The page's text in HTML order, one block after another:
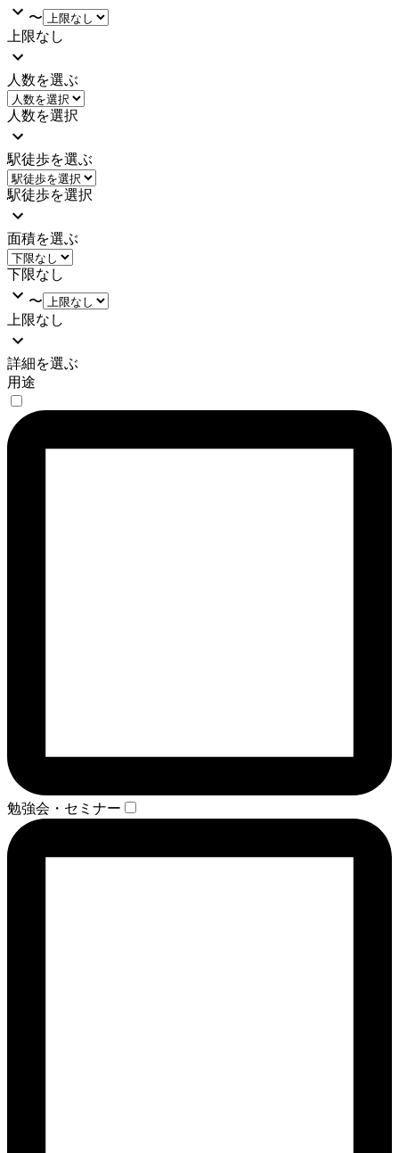
〜
上限なし
人数を選ぶ
人数を選択
駅徒歩を選ぶ
駅徒歩を選択
面積を選ぶ
下限なし
〜
上限なし
詳細を選ぶ
用途
勉強会・セミナー